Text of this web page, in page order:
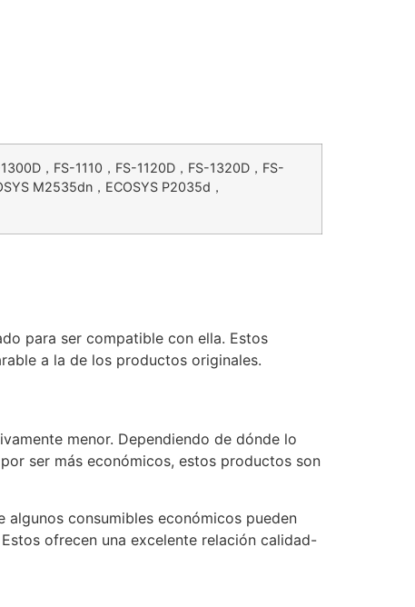
，FS-1110，FS-1120D，FS-1320D，FS-
M2535dn，ECOSYS P2035d，
para ser compatible con ella. Estos
a la de los productos originales.
menor. Dependiendo de dónde lo
ser más económicos, estos productos son
consumibles económicos pueden
ofrecen una excelente relación calidad-